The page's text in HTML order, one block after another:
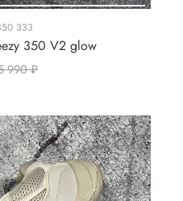
333
350 V2 glow
990 ₽